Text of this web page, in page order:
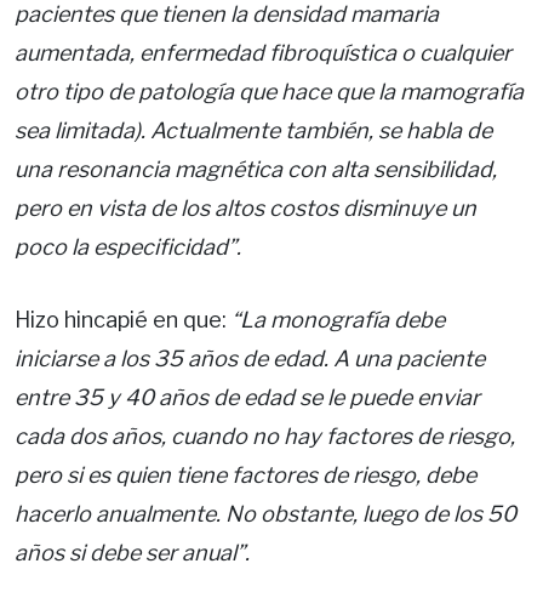
pacientes que tienen la densidad mamaria
aumentada, enfermedad fibroquística o cualquier
otro tipo de patología que hace que la mamografía
sea limitada). Actualmente también, se habla de
una resonancia magnética con alta sensibilidad,
pero en vista de los altos costos disminuye un
poco la especificidad”.
Hizo hincapié en que: “La monografía debe
iniciarse a los 35 años de edad. A una paciente
entre 35 y 40 años de edad se le puede enviar
cada dos años, cuando no hay factores de riesgo,
pero si es quien tiene factores de riesgo, debe
hacerlo anualmente. No obstante, luego de los 50
años si debe ser anual”.